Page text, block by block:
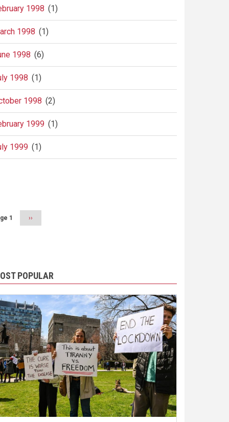
1998 (1)
1998 (1)
1998 (6)
1998 (1)
1998 (2)
1999 (1)
1999 (1)
1
Next
page
››
POPULAR